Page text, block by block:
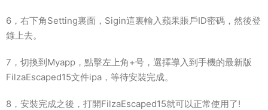
6，右下角Setting裏面，Sigin這裏輸入蘋果賬戶ID密碼，然後登
錄上去。
7，切換到Myapp，點擊左上角+号，選擇導入到手機的最新版
FilzaEscaped15文件ipa，等待安裝完成。
8，安裝完成之後，打開FilzaEscaped15就可以正常使用了!